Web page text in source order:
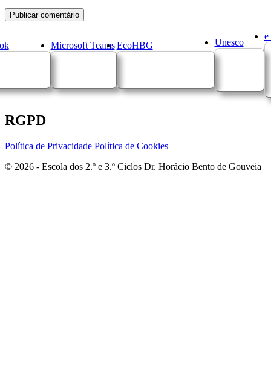
Microsoft Teams EcoHBG Unesco
RGPD
Política de Privacidade Política de Cookies
© 2026 - Escola dos 2.º e 3.º Ciclos Dr. Horácio Bento de Gouveia